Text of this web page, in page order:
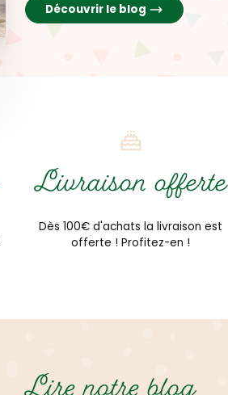
Découvrir le blog
Livraison offerte
Dès 100€ d'achats la livraison est
offerte ! Profitez-en !